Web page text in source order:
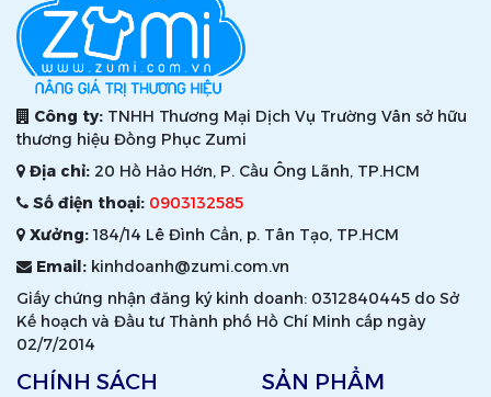
Công ty: TNHH Thương Mại Dịch Vụ Trường Vân sở hữu
thương hiệu Đồng Phục Zumi
Địa chỉ: 20 Hồ Hảo Hớn, P. Cầu Ông Lãnh, TP.HCM
Số điện thoại: 0903132585
Xưởng:184/14 Lê Đình Cẩn, p. Tân Tạo, TP.HCM
Email: kinhdoanh@zumi.com.vn
Giấy chứng nhận đăng ký kinh doanh: 0312840445 do Sở
Kế hoạch và Đầu tư Thành phố Hồ Chí Minh cấp ngày
02/7/2014
CHÍNH SÁCH SẢN PHẨM